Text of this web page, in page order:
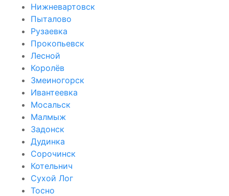
Нижневартовск
Пыталово
Рузаевка
Прокопьевск
Лесной
Королёв
Змеиногорск
Ивантеевка
Мосальск
Малмыж
Задонск
Дудинка
Сорочинск
Котельнич
Сухой Лог
Тосно